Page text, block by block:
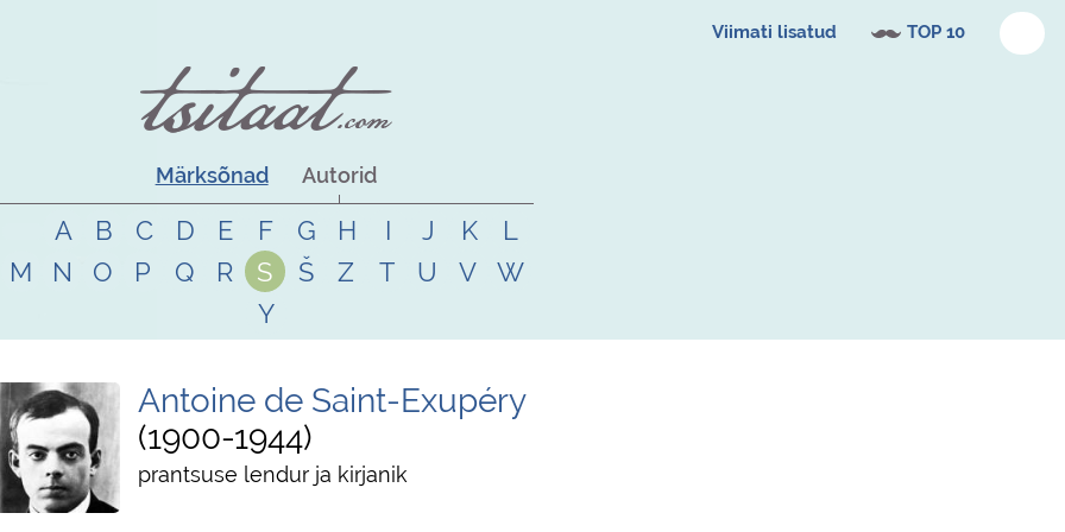
Viimati lisatud TOP 10
Märksõnad Autorid
A B C D E F G H I J K
L
M
N O P Q R S Š Z T U V
W
Y
Antoine de Saint-Exupéry
1900-1944
prantsuse lendur ja kirjanik